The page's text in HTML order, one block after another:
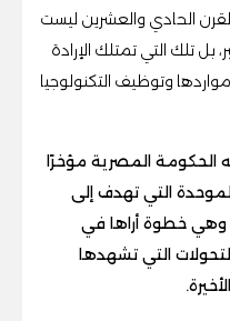
الحادي والعشرين ليست
بل تلك التي تمتلك الإرادة
وتوظيف التكنولوجيا
الحكومة المصرية مؤخرًا
التي تهدف إلى
وهي خطوة أراها في
التي تشهدها